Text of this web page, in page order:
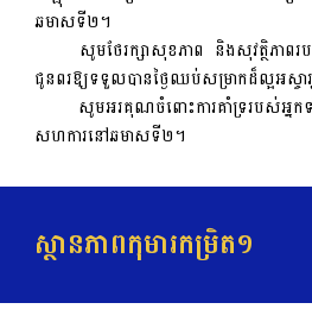
ឆមាសទី២។
សូមថែរក្សាសុខភាព និងសុវត្ថិភាពរ
ជូនពរឱ្យទទួលបានថ្ងៃឈប់សម្រាកដ៏ល្អអស្ចា
សូមអរគុណចំពោះការគាំទ្ររបស់អ្នក
សហការនៅឆមាសទី២។
ស្ថានភាពកុមារកម្រិត១